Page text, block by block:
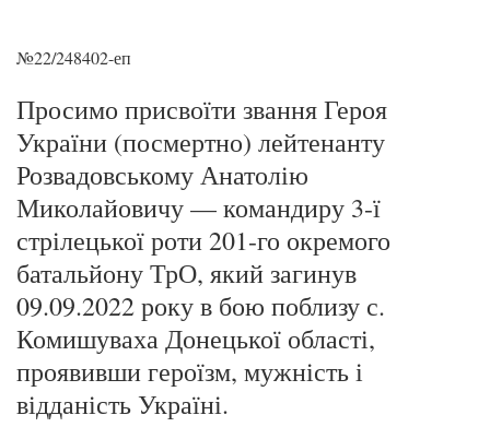
№22/248402-еп
Просимо присвоїти звання Героя
України (посмертно) лейтенанту
Розвадовському Анатолію
Миколайовичу — командиру 3-ї
стрілецької роти 201-го окремого
батальйону ТрО, який загинув
09.09.2022 року в бою поблизу с.
Комишуваха Донецької області,
проявивши героїзм, мужність і
відданість Україні.